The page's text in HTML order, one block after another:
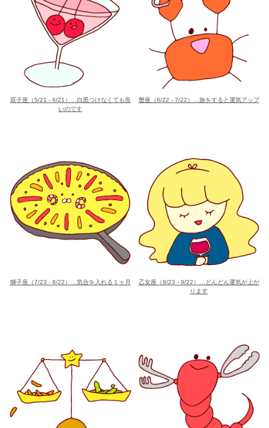
双子座（5/21 - 6/21）…白黒つけなくても良
いのです
蟹座（6/22 - 7/22）…旅をすると運気アップ
獅子座（7/23 - 8/22）…気合を入れる１ヶ月
乙女座（8/23 - 9/22）…どんどん運気が上が
ります